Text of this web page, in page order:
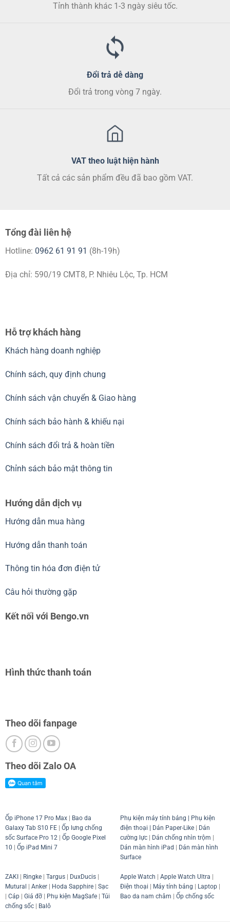
chọn
chọn
sản
phẩm
Tỉnh thành khác 1-3 ngày siêu tốc.
Đổi trả dễ dàng
Đổi trả trong vòng 7 ngày.
VAT theo luật hiện hành
Tất cả các sản phẩm đều đã bao gồm VAT.
Tổng đài liên hệ
Hotline: 0962 61 91 91 (8h-19h)
Địa chỉ: 590/19 CMT8, P. Nhiêu Lộc, Tp. HCM
Hỗ trợ khách hàng
Khách hàng doanh nghiệp
Chính sách, quy định chung
Chính sách vận chuyển & Giao hàng
Chính sách bảo hành & khiếu nại
Chính sách đổi trả & hoàn tiền
Chỉnh sách bảo mật thông tin
Hướng dẫn dịch vụ
Hướng dẫn mua hàng
Hướng dẫn thanh toán
Thông tin hóa đơn điện tử
Câu hỏi thường gặp
Kết nối với Bengo.vn
Hình thức thanh toán
Theo dõi fanpage
Theo dõi Zalo OA
Ốp iPhone 17 Pro Max| Bao da
Galaxy Tab S10 FE| Ốp lưng chống
sốc Surface Pro 12| Ốp Google Pixel
10 | Ốp iPad Mini 7
Phụ kiện máy tính bảng | Phụ kiện
điện thoại | Dán Paper-Like| Dán
cường lực| Dán chống nhìn trộm |
Dán màn hình iPad | Dán màn hình
Surface
ZAKI Ringke| Targus| DuxDucis|
Mutural
Anker| Hoda Sapphire| Sạc
Cáp| Giá đỡ| Phụ kiện MagSafe| Túi
chống sốc| Balô
Apple Watch Apple Watch Ultra
Điện thoại
Máy tính bảng Laptop|
Bao da nam châm
Ốp chống sốc